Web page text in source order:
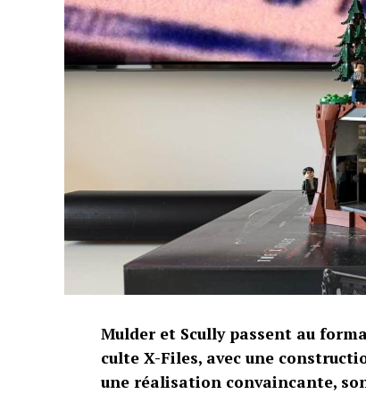
Mulder et Scully passent au
culte X-Files, avec une
une réalisation convaincante,